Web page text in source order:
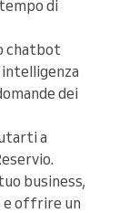
di
chatbot
dei
a
business,
e offrire un